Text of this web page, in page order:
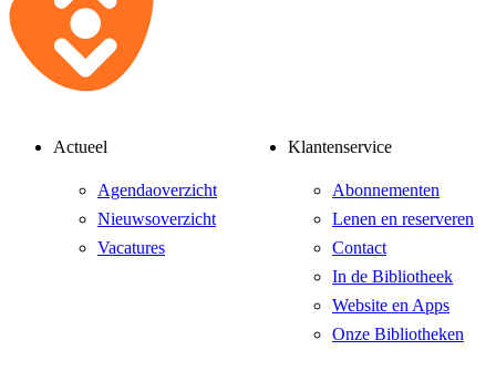
Actueel
Agendaoverzicht
Nieuwsoverzicht
Vacatures
Klantenservice
Abonnementen
Lenen en reserveren
Contact
In de Bibliotheek
Website en Apps
Onze Bibliotheken